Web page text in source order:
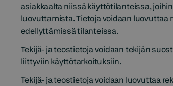
asiakkaalta niissä käyttötilanteissa,
luovuttamista. Tietoja voidaan
edellyttämissä tilanteissa.
Tekijä- ja teostietoja voidaan tekijän
liittyviin käyttötarkoituksiin.
Tekijä- ja teostietoja voidaan luovuttaa